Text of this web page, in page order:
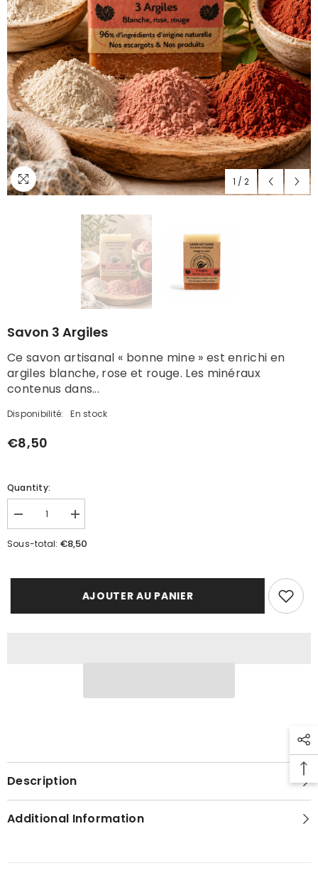
1 / 2
Savon 3 Argiles
Ce savon artisanal « bonne mine » est enrichi en
argiles blanche, rose et rouge. Les minéraux
contenus dans...
Disponibilité: En stock
€8,50
Quantity:
Réduire
la
quantité
Augmenter
la
quantité
de
Sous-total: €8,50
AJOUTER AU PANIER
Description
Additional Information